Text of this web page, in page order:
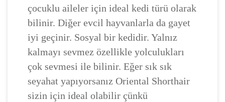
çocuklu aileler için ideal kedi türü olarak
bilinir. Diğer evcil hayvanlarla da gayet
iyi geçinir. Sosyal bir kedidir. Yalnız
kalmayı sevmez özellikle yolculukları
çok sevmesi ile bilinir. Eğer sık sık
seyahat yapıyorsanız Oriental Shorthair
sizin için ideal olabilir çünkü